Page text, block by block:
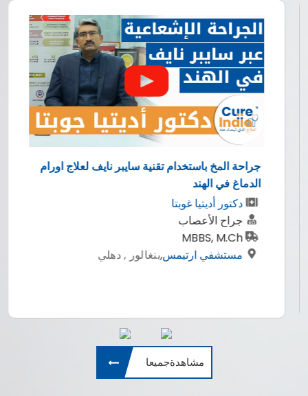
المخ باستخدام تقنية سايبر نايف لعلاج اورام
في الهند
دكتور أديتيا غوبتا
جراح الأعصاب
MBBS, M.Ch
مستشفي ارتيمس,بنغالور , دهلي
مشاهدةجميعا